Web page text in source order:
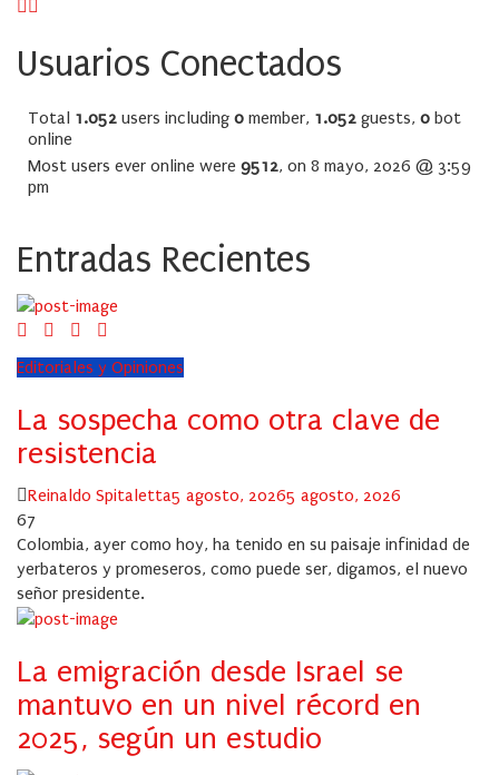
Usuarios Conectados
Total 1.052 users including 0 member, 1.052 guests, 0 bot
online
Most users ever online were 9512, on 8 mayo, 2026 @ 3:59
pm
Entradas Recientes
Editoriales y Opiniones
La sospecha como otra clave de
resistencia
Author
Reinaldo SpitalettaPosted
5 agosto, 20265 agosto, 2026
67
Colombia, ayer como hoy, ha tenido en su paisaje infinidad de
yerbateros y promeseros, como puede ser, digamos, el nuevo
señor presidente.
La emigración desde Israel se
mantuvo en un nivel récord en
2025, según un estudio